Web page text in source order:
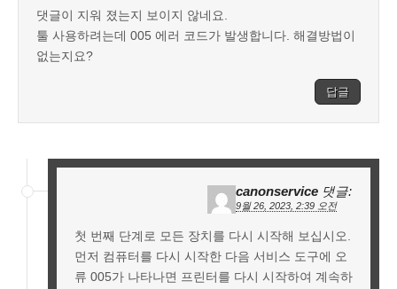
댓글이 지워 졌는지 보이지 않네요.
툴 사용하려는데 005 에러 코드가 발생합니다. 해결방법이
없는지요?
답글
canonservice 댓글:
9월 26, 2023, 2:39 오전
첫 번째 단계로 모든 장치를 다시 시작해 보십시오.
먼저 컴퓨터를 다시 시작한 다음 서비스 도구에 오
류 005가 나타나면 프린터를 다시 시작하여 계속하